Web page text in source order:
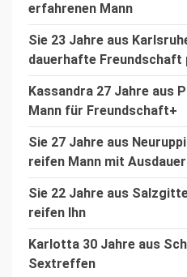
erfahrenen Mann
Sie 23 Jahre aus
dauerhafte Freundschaft
Kassandra 27 Jahre aus
Mann für Freundschaft+
Sie 27 Jahre aus
reifen Mann mit Ausdauer
Sie 22 Jahre aus
reifen Ihn
Karlotta 30 Jahre aus
Sextreffen